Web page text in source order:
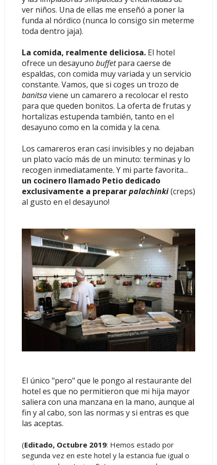
ver niños. Una de ellas me enseñó a poner la
funda al nórdico (nunca lo consigo sin meterme
toda dentro jaja).
La comida, realmente deliciosa.El hotel
ofrece un desayuno buffetpara caerse de
espaldas, con comida muy variada y un servicio
constante. Vamos, que si coges un trozo de
banitsaviene un camarero a recolocar el resto
para que queden bonitos. La oferta de frutas y
hortalizas estupenda también, tanto en el
desayuno como en la comida y la cena.
Los camareros eran casi invisibles y no dejaban
un plato vacío más de un minuto: terminas y lo
recogen inmediatamente. Y mi parte favorita...
un cocinero llamado Petio dedicado
exclusivamente a prepararpalachinki(creps)
al gusto en el desayuno!
El único "pero" que le pongo al restaurante del
hotel es que no permitieron que mi hija mayor
saliera con una manzana en la mano, aunque al
fin y al cabo, son las normas y si entras es que
las aceptas.
(Editado, Octubre 2019: Hemos estado por
segunda vez en este hotel y la estancia fue igual o